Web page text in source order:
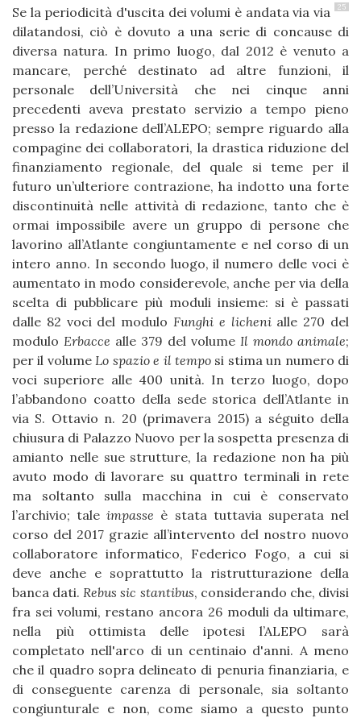
25
Se la periodicità d'uscita dei volumi è andata via via
dilatandosi, ciò è dovuto a una serie di concause di
diversa natura. In primo luogo, dal 2012 è venuto a
mancare, perché destinato ad altre funzioni, il
personale dell’Università che nei cinque anni
precedenti aveva prestato servizio a tempo pieno
presso la redazione dell’ALEPO; sempre riguardo alla
compagine dei collaboratori, la drastica riduzione del
finanziamento regionale, del quale si teme per il
futuro un’ulteriore contrazione, ha indotto una forte
discontinuità nelle attività di redazione, tanto che è
ormai impossibile avere un gruppo di persone che
lavorino all’Atlante congiuntamente e nel corso di un
intero anno. In secondo luogo, il numero delle voci è
aumentato in modo considerevole, anche per via della
scelta di pubblicare più moduli insieme: si è passati
dalle 82 voci del modulo Funghi e lichenialle 270 del
modulo Erbacce alle 379 del volume Il mondo animale;
per il volume Lo spazio e il temposi stima un numero di
voci superiore alle 400 unità. In terzo luogo, dopo
l’abbandono coatto della sede storica dell’Atlante in
via S. Ottavio n. 20 (primavera 2015) a séguito della
chiusura di Palazzo Nuovo per la sospetta presenza di
amianto nelle sue strutture, la redazione non ha più
avuto modo di lavorare su quattro terminali in rete
ma soltanto sulla macchina in cui è conservato
l’archivio; taleimpasse è stata tuttavia superata nel
corso del 2017 grazie all’intervento del nostro nuovo
collaboratore informatico, Federico Fogo, a cui si
deve anche e soprattutto la ristrutturazione della
banca dati. Rebus sic stantibus, considerando che, divisi
fra sei volumi, restano ancora 26 moduli da ultimare,
nella più ottimista delle ipotesi l’ALEPO sarà
completato nell'arco di un centinaio d'anni. A meno
che il quadro sopra delineato di penuria finanziaria, e
di conseguente carenza di personale, sia soltanto
congiunturale e non, come siamo a questo punto